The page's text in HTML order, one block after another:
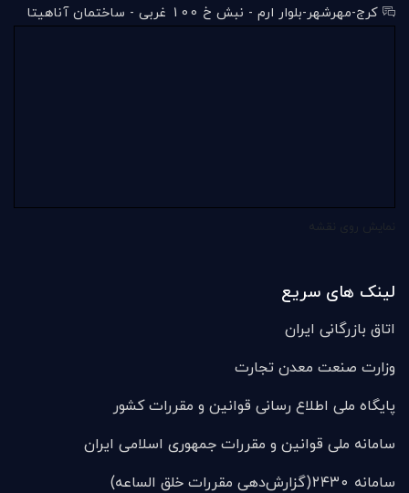
کرج-مهرشهر-بلوار ارم - نبش خ 100 غربی - ساختمان آناهیتا
لینک های سریع
اتاق بازرگانی ایران
وزارت صنعت معدن تجارت
پایگاه ملی اطلاع رسانی قوانین و مقررات کشور
سامانه ملی قوانين و مقررات جمهوری اسلامی ایران
سامانه ۲۴۳۰(گزارش‌دهی مقررات خلق الساعه)